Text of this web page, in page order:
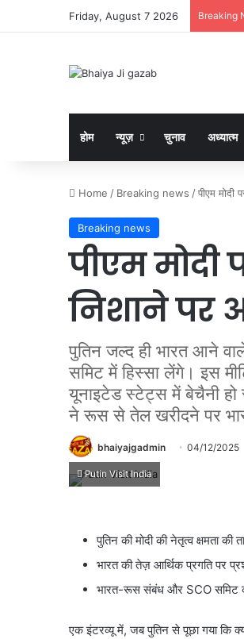
Friday, August 7 2026 Breaking
होम न्यूज़ चुनाव अध्यात्म
Home / Breaking news /पीएम मोदी
Breaking news
पीएम मोदी
निशाने पर
पुतिन जल्द ही भारत आने
समिट में हिस्सा लेंगे। इस
यूनाइटेड स्टेट्स में बेचैनी
ने रूस से तेल खरीदने पर
bhaiyajgadmin 04/12/2025
Putin Visit India
पुतिनकी मोदी की नेतृत्व क्षमता की
भारत की तेज़ आर्थिक प्रगति पर
भारत-रूस संबंध और SCOसमिट
एक इंटरव्यू में, जबपुतिनसे पूछा गया कि